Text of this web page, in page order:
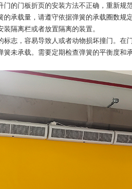
门 的门板折页的安装方法不正确，重新规
承载量，请遵守依据弹簧的承载圈数规
隔离栏或者放置隔离的装置。
志，容易导致人或者动物损坏撞门。在
簧未承载。需要定期检查弹簧的平衡度和承